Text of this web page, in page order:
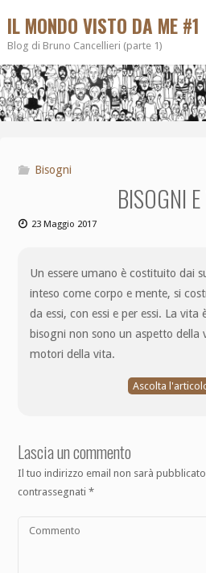
IL MONDO VISTO DA ME #1
Blog di Bruno Cancellieri (parte 1)
Bisogni
BISOGNI
23 Maggio 2017
Un essere umano è costituito dai
inteso come corpo e mente, si
da essi, con essi e per essi. La
bisogni non sono un aspetto della
motori della vita.
Ascolta
Lascia un commento
Il tuo indirizzo email non sarà
contrassegnati*